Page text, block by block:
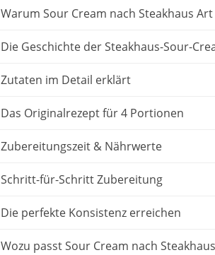
Warum Sour Cream nach Steakhaus
Die Geschichte der Steakhaus-Sour-
Zutaten im Detail erklärt
Das Originalrezept für 4 Portionen
Zubereitungszeit & Nährwerte
Schritt-für-Schritt Zubereitung
Die perfekte Konsistenz erreichen
Wozu passt Sour Cream nach